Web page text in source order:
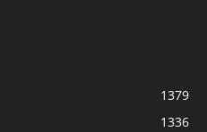
1379
1336